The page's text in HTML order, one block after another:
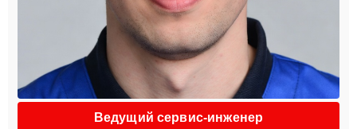
Ведущий сервис-инженер